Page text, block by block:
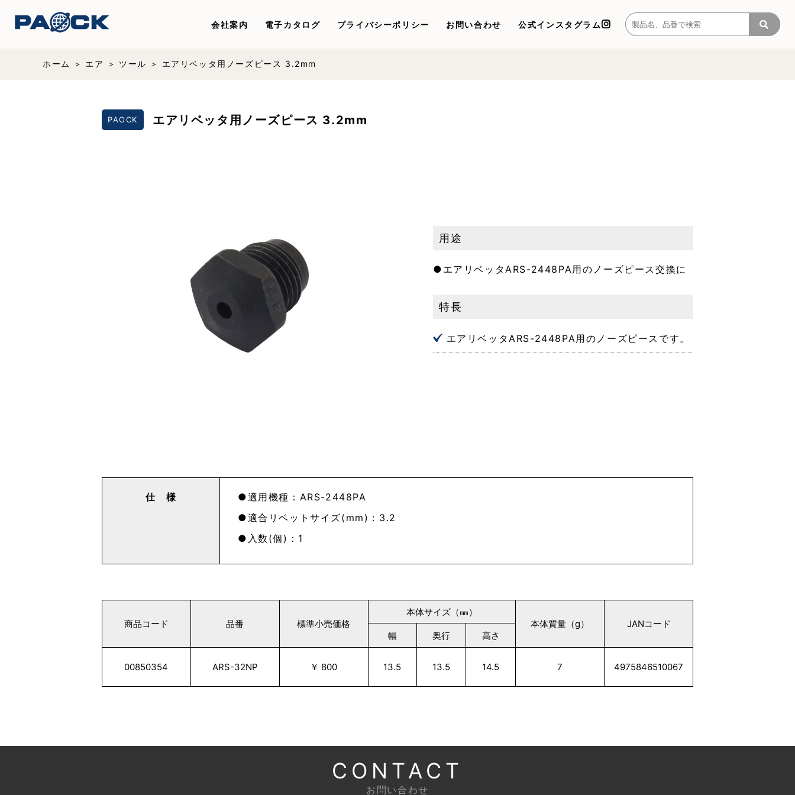
会社案内 電子カタログ プライバシーポリシー お問い合わせ 公式インスタグラム
ホーム エア ツール エアリベッタ用ノーズピース 3.2mm
PAOCK エアリベッタ用ノーズピース 3.2mm
用途
●エアリベッタARS-2448PA用のノーズピース交換に
特長
エアリベッタARS-2448PA用のノーズピースです。
仕 様
適用機種：ARS-2448PA
適合リベットサイズ(mm)：3.2
入数(個)：1
商品コード
00850354
品番
ARS-32NP
標準小売価格
￥ 800
本体サイズ（㎜）
幅 奥行 高さ
13.5 13.5 14.5
本体質量（g）
7
JANコード
4975846510067
CONTACT
お問い合わせ